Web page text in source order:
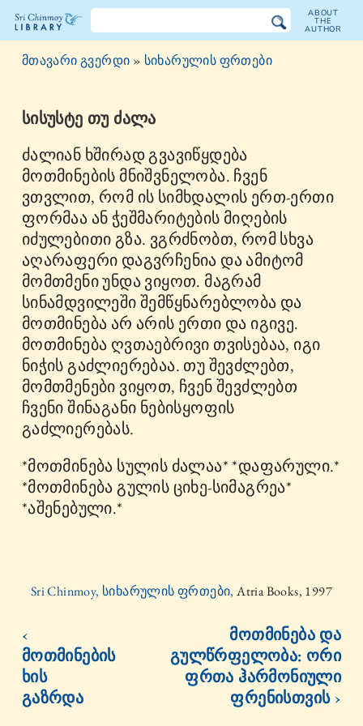
The
Chinmoy
Library
ABOUT
THE
AUTHOR
მთავარი გვერდი » სიხარულის ფრთები
სისუსტე თუ ძალა
ძალიან ხშირად გვავიწყდება
მოთმინების მნიშვნელობა. ჩვენ
ვთვლით, რომ ის სიმხდალის ერთ-ერთი
ფორმაა ან ჭეშმარიტების მიღების
იძულებითი გზა. ვგრძნობთ, რომ სხვა
აღარაფერი დაგვრჩენია და ამიტომ
მომთმენი უნდა ვიყოთ. მაგრამ
სინამდვილეში შემწყნარებლობა და
მოთმინება არ არის ერთი და იგივე.
მოთმინება ღვთაებრივი თვისებაა, იგი
ნიჭის გაძლიერებაა. თუ შევძლებთ,
მომთმენები ვიყოთ, ჩვენ შევძლებთ
ჩვენი შინაგანი ნებისყოფის
გაძლიერებას.
*მოთმინება სულის ძალაა* *დაფარული.*
*მოთმინება გულის ციხე-სიმაგრეა*
*აშენებული.*
Sri Chinmoy, სიხარულის ფრთები,Atria Books, 1997
‹
მოთმინების
ხის
გაზრდა
მოთმინება და
გულწრფელობა: ორი
ფრთა ჰარმონიული
ფრენისთვის ›